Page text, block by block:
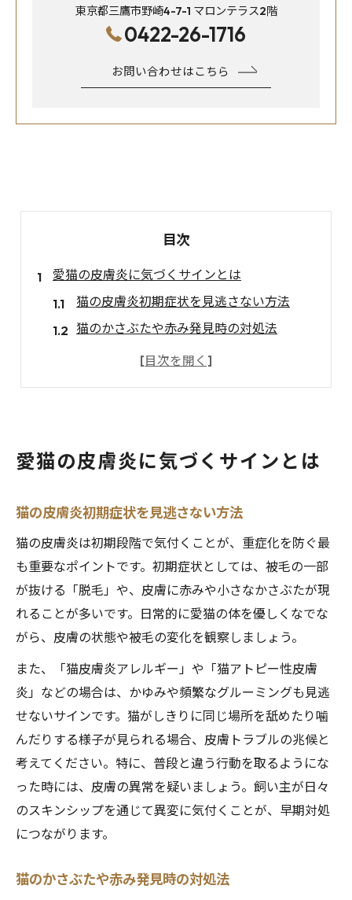
東京都三鷹市野崎4-7-1 マロンテラス2階
0422-26-1716
お問い合わせはこちら
目次
愛猫の皮膚炎に気づくサインとは
猫の皮膚炎初期症状を見逃さない方法
猫のかさぶたや赤み発見時の対処法
猫皮膚炎の主な見た目と行動変化
猫の皮膚病でよく出るかさぶたの見分け方
猫が舐めすぎる時の皮膚炎チェック方法
皮膚炎になる猫の主な原因を徹底解説
猫皮膚炎のアレルギーやストレス要因
猫皮膚炎原因となる寄生虫や感染症
猫アトピー性皮膚炎のリスクと予防策
猫の食物アレルギーが皮膚炎に与える影響
環境変化で猫皮膚炎が起こる理由
猫のストレス性皮膚炎を予防する方法
猫皮膚炎予防に有効な遊び方や接し方
猫アレルギー性皮膚炎対策の環境調整法
猫が安心できる空間作りと予防ケア
猫ストレス性皮膚炎の早期発見ポイント
猫皮膚炎の自然治癒力と注意点を解説
愛猫の皮膚炎に気づくサインとは
猫の皮膚炎初期症状を見逃さない方法
猫の皮膚炎は初期段階で気付くことが、重症化を防ぐ最
も重要なポイントです。初期症状としては、被毛の一部
が抜ける「脱毛」や、皮膚に赤みや小さなかさぶたが現
れることが多いです。日常的に愛猫の体を優しくなでな
がら、皮膚の状態や被毛の変化を観察しましょう。
また、「猫皮膚炎アレルギー」や「猫アトピー性皮膚
炎」などの場合は、かゆみや頻繁なグルーミングも見逃
せないサインです。猫がしきりに同じ場所を舐めたり噛
んだりする様子が見られる場合、皮膚トラブルの兆候と
考えてください。特に、普段と違う行動を取るようにな
った時には、皮膚の異常を疑いましょう。飼い主が日々
のスキンシップを通じて異変に気付くことが、早期対処
につながります。
猫のかさぶたや赤み発見時の対処法